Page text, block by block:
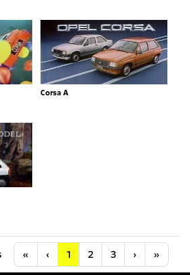
Corsa A
« Anfang
‹ Vorherige
1 2 3 ›Nächste
»